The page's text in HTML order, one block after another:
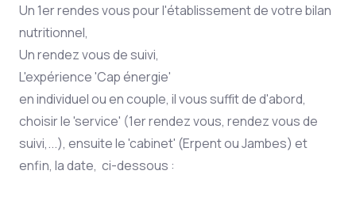
Un 1er rendes vous pour l'établissement de votre bilan
nutritionnel,
Un rendez vous de suivi,
L'expérience 'Cap énergie'
en individuel ou en couple, il vous suffit de d'abord,
choisir le 'service' (1er rendez vous, rendez vous de
suivi,...), ensuite le 'cabinet' (Erpent ou Jambes) et
enfin, la date, ci-dessous :